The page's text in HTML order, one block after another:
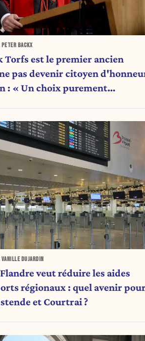
PETER BACKX
Torfs est le premier ancien
pas devenir citoyen
: « Un choix purement
VANILLE DUJARDIN
veut réduire les aides
régionaux : quel avenir
et Courtrai ?